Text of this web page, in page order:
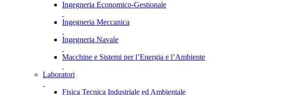
Ingegneria Economico-Gestionale
Ingegneria Meccanica
Ingegneria Navale
Macchine e Sistemi per l’Energia e l’Ambiente
Laboratori
Fisica Tecnica Industriale ed Ambientale